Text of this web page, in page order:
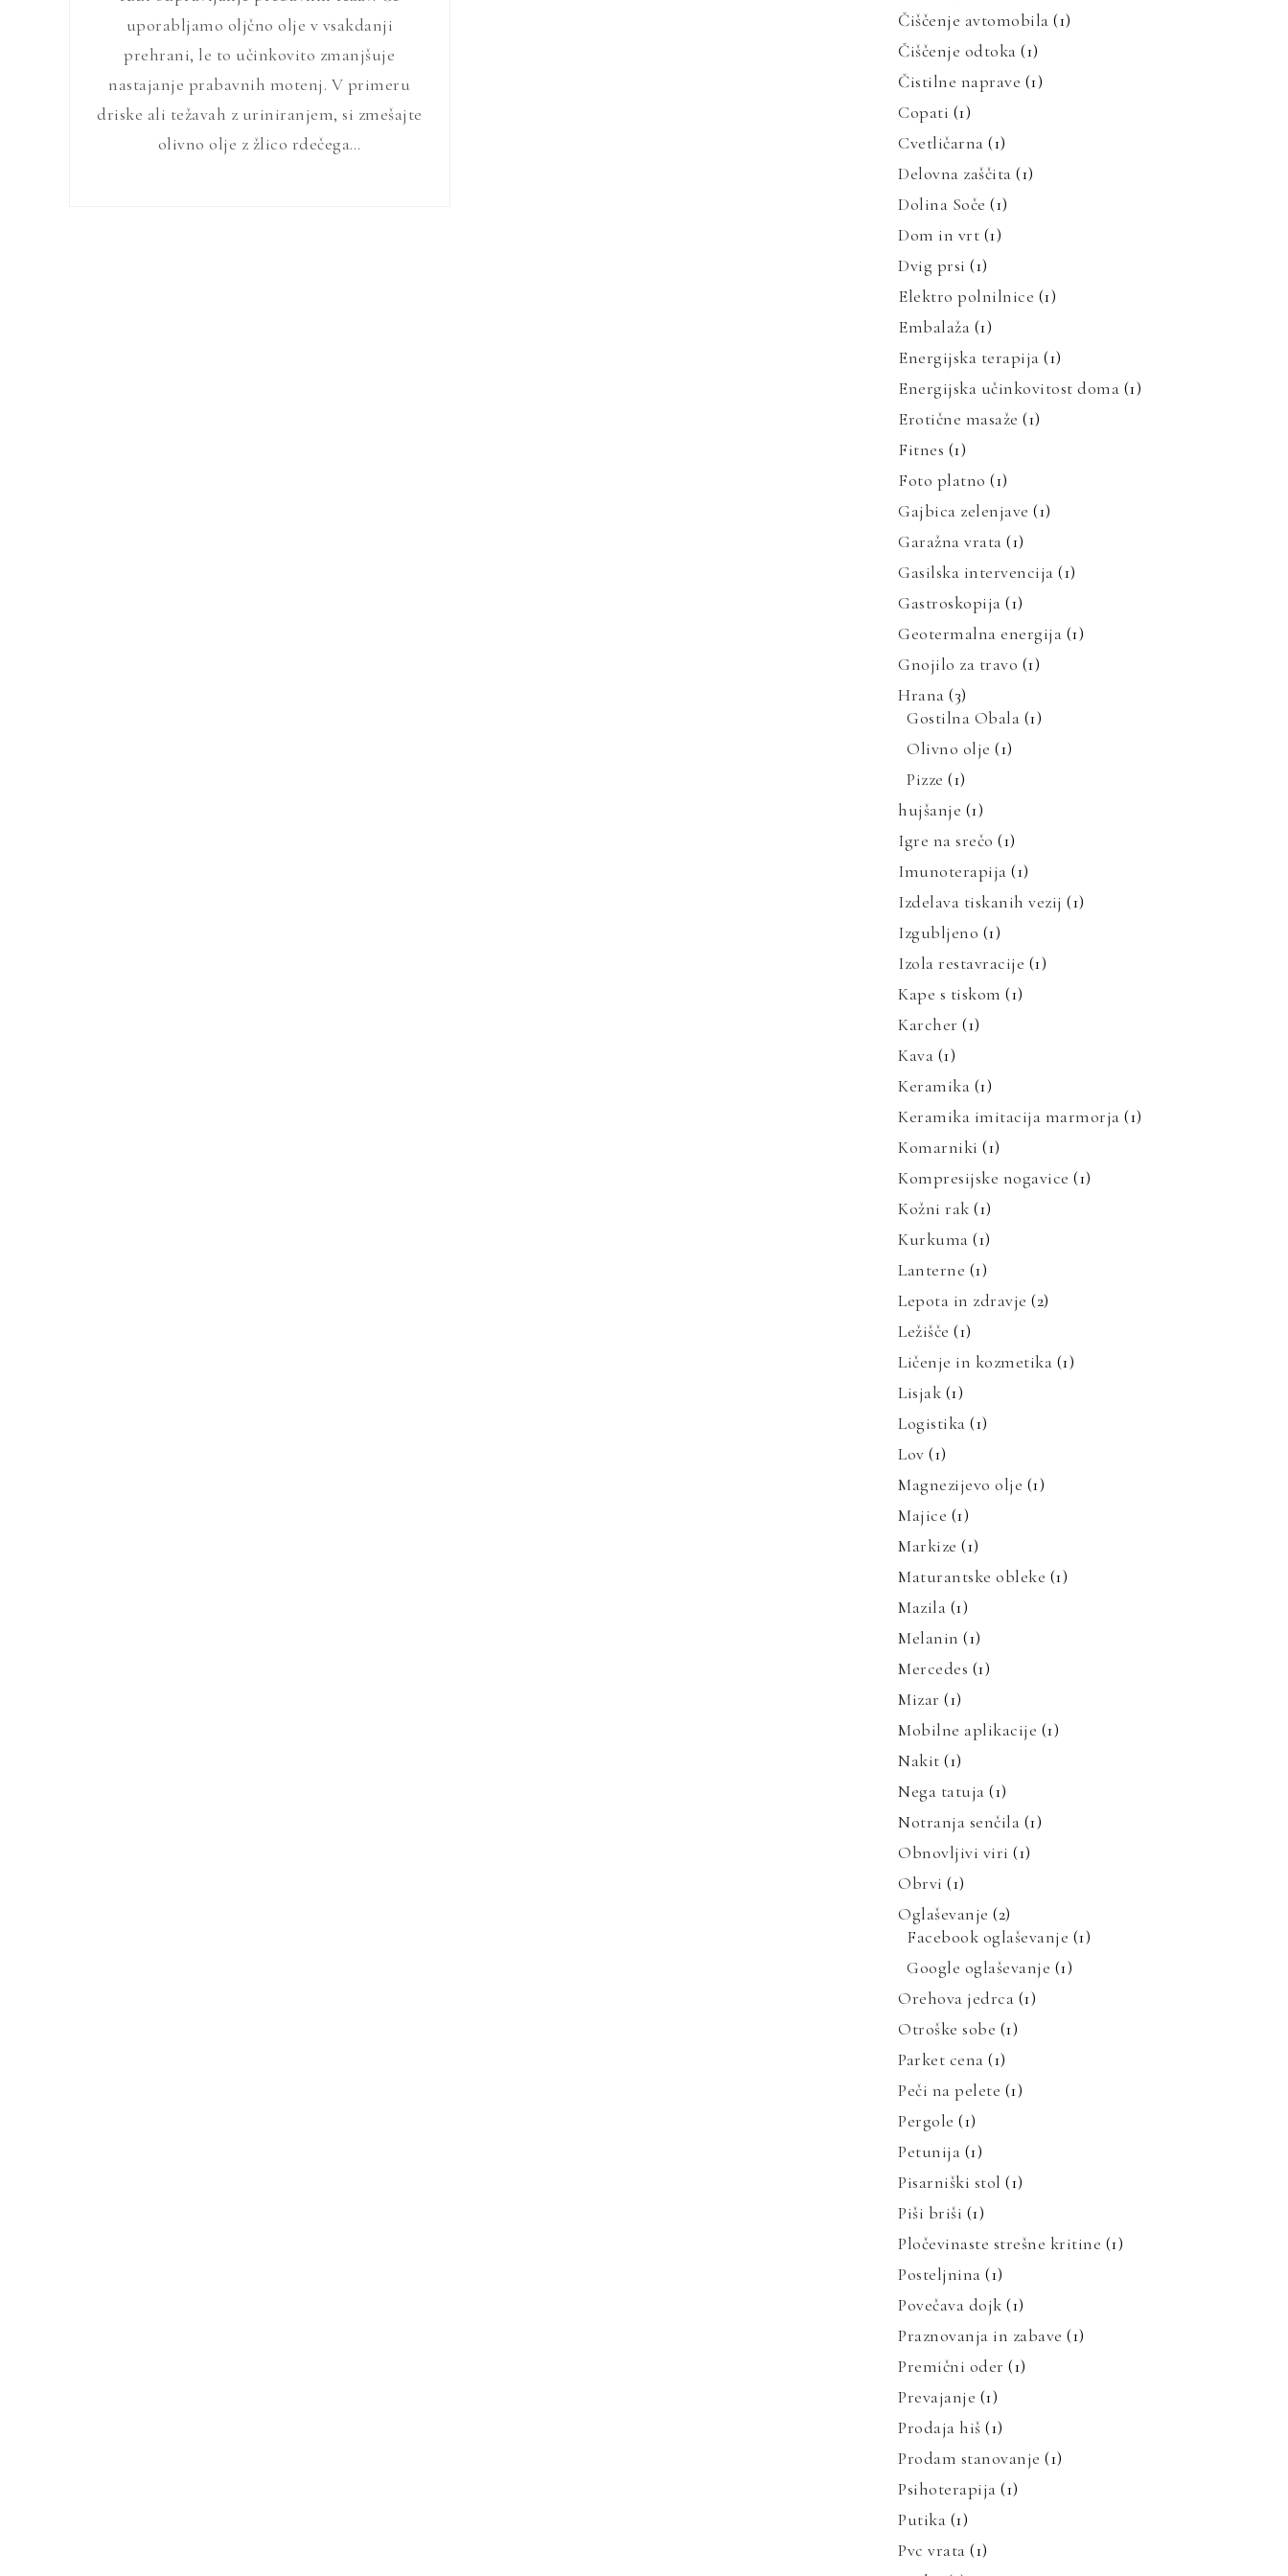
uporabljamo oljčno olje v vsakdanji
prehrani, le to učinkovito zmanjšuje
nastajanje prabavnih motenj. V primeru
driske ali težavah z uriniranjem, si zmešajte
olivno olje z žlico rdečega…
Čiščenje avtomobila (1)
Čiščenje odtoka (1)
Čistilne naprave (1)
Copati (1)
Cvetličarna (1)
Delovna zaščita (1)
Dolina Soče (1)
Dom in vrt (1)
Dvig prsi (1)
Elektro polnilnice (1)
Embalaža (1)
Energijska terapija (1)
Energijska učinkovitost doma (1)
Erotične masaže (1)
Fitnes (1)
Foto platno (1)
Gajbica zelenjave (1)
Garažna vrata (1)
Gasilska intervencija (1)
Gastroskopija (1)
Geotermalna energija (1)
Gnojilo za travo (1)
Hrana (3)
Gostilna Obala (1)
Olivno olje (1)
Pizze (1)
hujšanje (1)
Igre na srečo (1)
Imunoterapija (1)
Izdelava tiskanih vezij (1)
Izgubljeno (1)
Izola restavracije (1)
Kape s tiskom (1)
Karcher (1)
Kava (1)
Keramika (1)
Keramika imitacija marmorja (1)
Komarniki (1)
Kompresijske nogavice (1)
Kožni rak (1)
Kurkuma (1)
Lanterne (1)
Lepota in zdravje (2)
Ležišče (1)
Ličenje in kozmetika (1)
Lisjak (1)
Logistika (1)
Lov (1)
Magnezijevo olje (1)
Majice (1)
Markize (1)
Maturantske obleke (1)
Mazila (1)
Melanin (1)
Mercedes (1)
Mizar (1)
Mobilne aplikacije (1)
Nakit (1)
Nega tatuja (1)
Notranja senčila (1)
Obnovljivi viri (1)
Obrvi (1)
Oglaševanje (2)
Facebook oglaševanje (1)
Google oglaševanje (1)
Orehova jedrca (1)
Otroške sobe (1)
Parket cena (1)
Peči na pelete (1)
Pergole (1)
Petunija (1)
Pisarniški stol (1)
Piši briši (1)
Pločevinaste strešne kritine (1)
Posteljnina (1)
Povečava dojk (1)
Praznovanja in zabave (1)
Premični oder (1)
Prevajanje (1)
Prodaja hiš (1)
Prodam stanovanje (1)
Psihoterapija (1)
Putika (1)
Pvc vrata (1)